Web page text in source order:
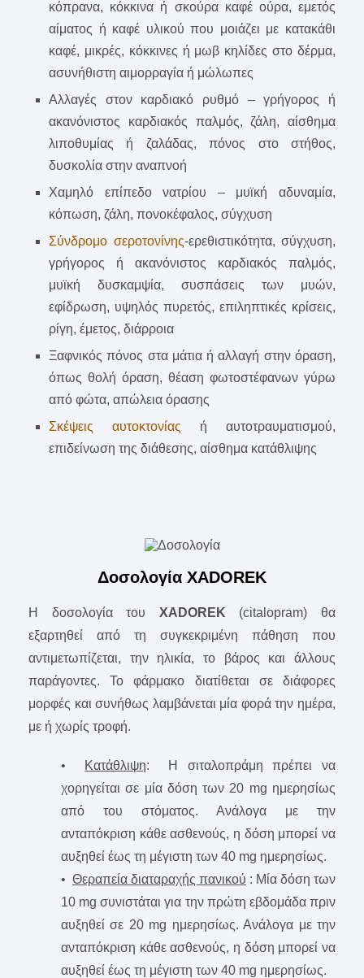
κόπρανα, κόκκινα ή σκούρα καφέ ούρα, εμετός
αίματος ή καφέ υλικού που μοιάζει με κατακάθι
καφέ, μικρές, κόκκινες ή μωβ κηλίδες στο δέρμα,
ασυνήθιστη αιμορραγία ή μώλωπες
Αλλαγές στον καρδιακό ρυθμό – γρήγορος ή
ακανόνιστος καρδιακός παλμός, ζάλη, αίσθημα
λιποθυμίας ή ζαλάδας, πόνος στο στήθος,
δυσκολία στην αναπνοή
Χαμηλό επίπεδο νατρίου – μυϊκή αδυναμία,
κόπωση, ζάλη, πονοκέφαλος, σύγχυση
Σύνδρομο σεροτονίνης-ερεθιστικότητα, σύγχυση,
γρήγορος ή ακανόνιστος καρδιακός παλμός,
μυϊκή δυσκαμψία, συσπάσεις των μυών,
εφίδρωση, υψηλός πυρετός, επιληπτικές κρίσεις,
ρίγη, έμετος, διάρροια
Ξαφνικός πόνος στα μάτια ή αλλαγή στην όραση,
όπως θολή όραση, θέαση φωτοστέφανων γύρω
από φώτα, απώλεια όρασης
Σκέψεις αυτοκτονίας ή αυτοτραυματισμού,
επιδείνωση της διάθεσης, αίσθημα κατάθλιψης
Δοσολογία XADOREK
Η δοσολογία του XADOREK (citalopram) θα
εξαρτηθεί από τη συγκεκριμένη πάθηση που
αντιμετωπίζεται, την ηλικία, το βάρος και άλλους
παράγοντες. Το φάρμακο διατίθεται σε διάφορες
μορφές και συνήθως λαμβάνεται μία φορά την ημέρα,
με ή χωρίς τροφή.
• Κατάθλιψη: Η σιταλοπράμη πρέπει να
χορηγείται σε μία δόση των 20 mg ημερησίως
από του στόματος. Ανάλογα με την
ανταπόκριση κάθε ασθενούς, η δόση μπορεί να
αυξηθεί έως τη μέγιστη των 40 mg ημερησίως.
• Θεραπεία διαταραχής πανικού : Μία δόση των
10 mg συνιστάται για την πρώτη εβδομάδα πριν
αυξηθεί σε 20 mg ημερησίως. Ανάλογα με την
ανταπόκριση κάθε ασθενούς, η δόση μπορεί να
αυξηθεί έως τη μέγιστη των 40 mg ημερησίως.